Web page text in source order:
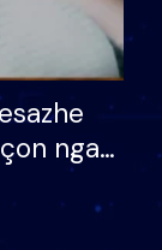
nga